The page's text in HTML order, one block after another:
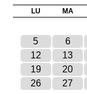
LU MA
5
6
12
13
19
20
26
27